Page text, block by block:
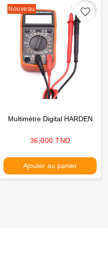
Nouveau
Multimètre Digital HARDEN
Prix
36,000 TND
Ajouter au panier
favorite_border